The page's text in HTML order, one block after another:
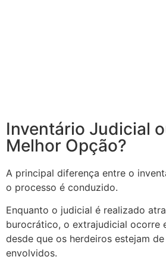
Inventário Judicial
Melhor Opção?
A principal diferença entre o
o processo é conduzido.
Enquanto o judicial é realizado
burocrático, o extrajudicial ocorre
desde que os herdeiros estejam
envolvidos.